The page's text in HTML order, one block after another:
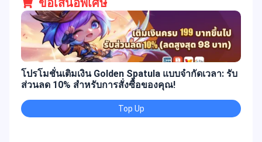
ข้อเสนอพิเศษ
โปรโมชั่นเติมเงิน Golden Spatula แบบจำกัดเวลา: รับ
ส่วนลด 10% สำหรับการสั่งซื้อของคุณ!
Top Up